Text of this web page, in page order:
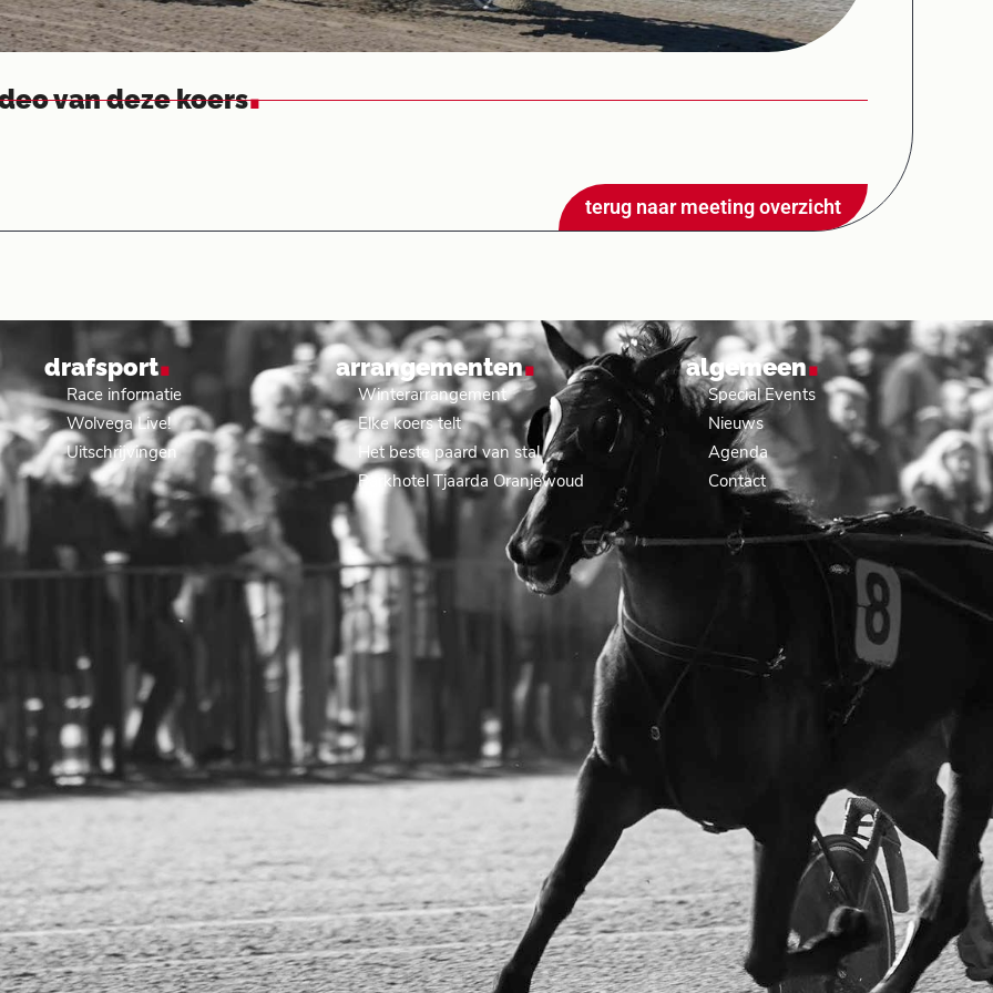
van deze koers.
terug naar meeting overzicht
drafsport.
Race informatie
Wolvega Live!
Uitschrijvingen
arrangementen.
Winterarrangement
Elke koers telt
Het beste paard van stal
Parkhotel Tjaarda Oranjewoud
algemeen.
Special Events
Nieuws
Agenda
Contact